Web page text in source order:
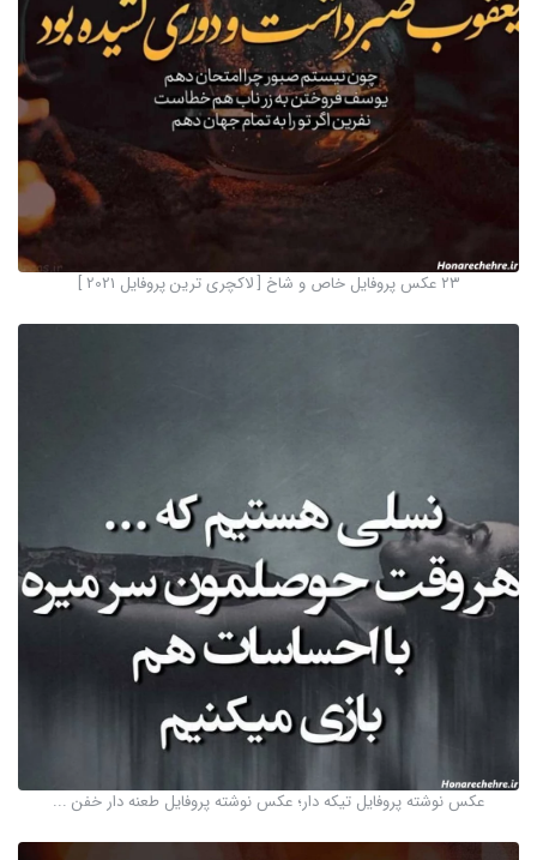
۲۳ عکس پروفایل خاص و شاخ [ لاکچری ترین پروفایل 2021 ]
عکس نوشته پروفایل تیکه دار؛ عکس نوشته پروفایل طعنه دار خفن ...